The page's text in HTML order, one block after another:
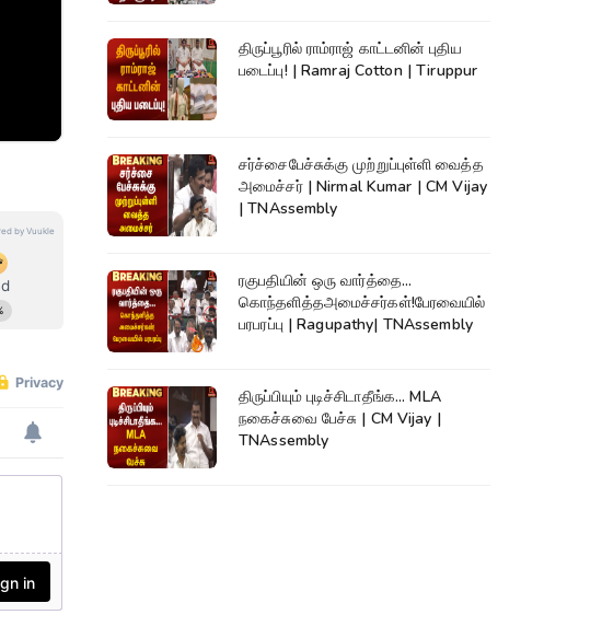
திருப்பூரில் ராம்ராஜ் காட்டனின் புதிய
படைப்பு! | Ramraj Cotton | Tiruppur
சர்ச்சைபேச்சுக்கு முற்றுப்புள்ளி வைத்த
அமைச்சர் | Nirmal Kumar | CM Vijay
| TNAssembly
ரகுபதியின் ஒரு வார்த்தை...
கொந்தளித்தஅமைச்சர்கள்!பேரவையில்
பரபரப்பு | Ragupathy| TNAssembly
திருப்பியும் புடிச்சிடாதீங்க... MLA
நகைச்சுவை பேச்சு | CM Vijay |
TNAssembly